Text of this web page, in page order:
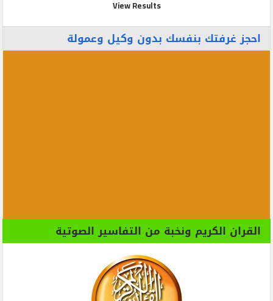
View Results
احجز غرفتك بنفسك بدون وكيل وعمولة
القران الكريم ونخبة من التفاسير الصوتية